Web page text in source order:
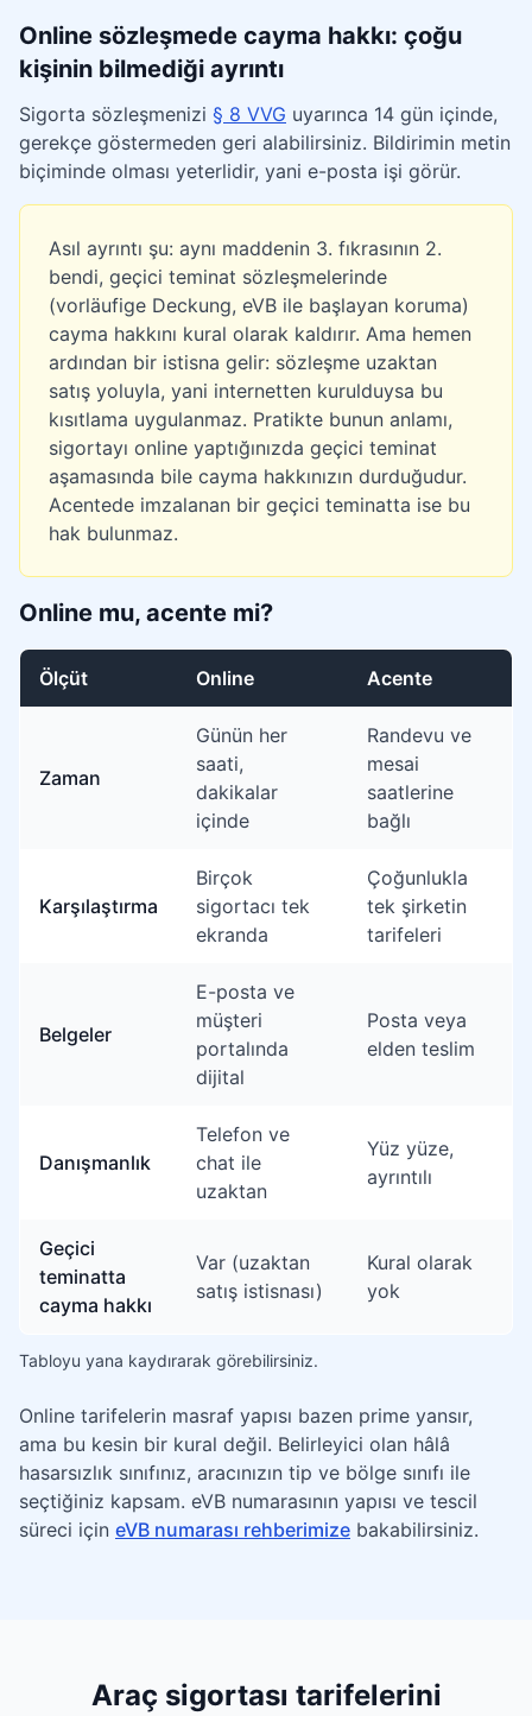
Online sözleşmede cayma hakkı: çoğu
kişinin bilmediği ayrıntı
Sigorta sözleşmenizi § 8 VVG uyarınca 14 gün içinde,
gerekçe göstermeden geri alabilirsiniz. Bildirimin metin
biçiminde olması yeterlidir, yani e-posta işi görür.
Asıl ayrıntı şu: aynı maddenin 3. fıkrasının 2.
bendi, geçici teminat sözleşmelerinde
(vorläufige Deckung, eVB ile başlayan koruma)
cayma hakkını kural olarak kaldırır. Ama hemen
ardından bir istisna gelir: sözleşme uzaktan
satış yoluyla, yani internetten kurulduysa bu
kısıtlama uygulanmaz. Pratikte bunun anlamı,
sigortayı online yaptığınızda geçici teminat
aşamasında bile cayma hakkınızın durduğudur.
Acentede imzalanan bir geçici teminatta ise bu
hak bulunmaz.
Online mu, acente mi?
Ölçüt Online Acente
Zaman
Günün her
saati,
dakikalar
içinde
Randevu ve
mesai
saatlerine
bağlı
Karşılaştırma
Birçok
sigortacı tek
ekranda
Çoğunlukla
tek şirketin
tarifeleri
Belgeler
E-posta ve
müşteri
portalında
dijital
Posta veya
elden teslim
Danışmanlık
Telefon ve
chat ile
uzaktan
Yüz yüze,
ayrıntılı
Geçici
teminatta
cayma hakkı
Var (uzaktan
satış istisnası)
Kural olarak
yok
Tabloyu yana kaydırarak görebilirsiniz.
Online tarifelerin masraf yapısı bazen prime yansır,
ama bu kesin bir kural değil. Belirleyici olan hâlâ
hasarsızlık sınıfınız, aracınızın tip ve bölge sınıfı ile
seçtiğiniz kapsam. eVB numarasının yapısı ve tescil
süreci için eVB numarası rehberimize bakabilirsiniz.
Araç sigortası tarifelerini